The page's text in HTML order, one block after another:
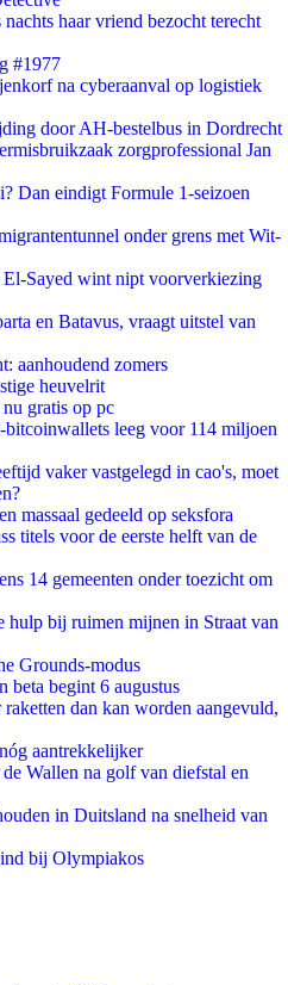
haar vriend bezocht terecht
#1977
na cyberaanval op logistiek
door AH-bestelbus in Dordrecht
zorgprofessional Jan
Dan eindigt Formule 1-seizoen
onder grens met Wit-
El-Sayed wint nipt voorverkiezing
en Batavus, vraagt uitstel van
aanhoudend zomers
heuvelrit
gratis op pc
leeg voor 114 miljoen
vaker vastgelegd in cao's, moet
massaal gedeeld op seksfora
titels voor de eerste helft van de
14 gemeenten onder toezicht om
hulp bij ruimen mijnen in Straat van
Grounds-modus
beta begint 6 augustus
dan kan worden aangevuld,
aantrekkelijker
Wallen na golf van diefstal en
in Duitsland na snelheid van
bij Olympiakos